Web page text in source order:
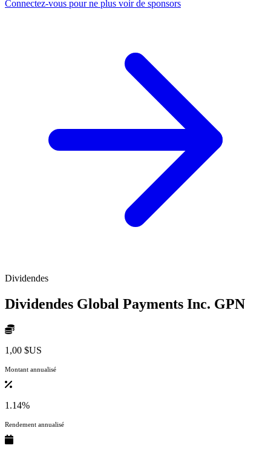
Connectez-vous pour ne plus voir de sponsors
Dividendes
Dividendes Global Payments Inc. GPN
1,00 $US
Montant annualisé
1.14%
Rendement annualisé